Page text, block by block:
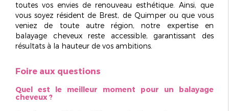
toutes vos envies de renouveau esthétique. Ainsi, que
vous soyez résident de Brest, de Quimper ou que vous
veniez de toute autre région, notre expertise en
balayage cheveuxreste accessible, garantissant des
résultats à la hauteur de vos ambitions.
Foire aux questions
Quel est le meilleur moment pour un balayage
cheveux ?